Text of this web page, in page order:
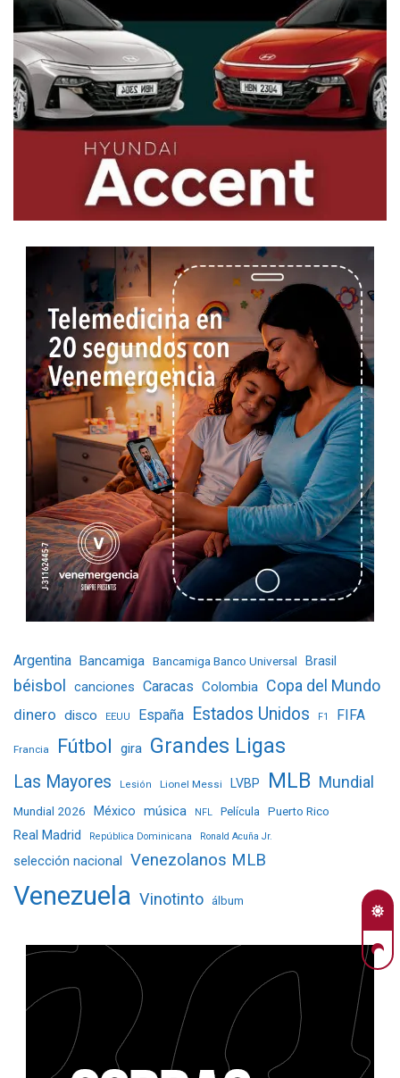
Argentina Bancamiga Bancamiga Banco Universal Brasil
béisbol canciones Caracas Colombia Copa del Mundo
dinero disco EEUU España Estados Unidos F1 FIFA
Francia Fútbol gira Grandes Ligas
Las Mayores Lesión Lionel Messi LVBP MLB Mundial
Mundial 2026 México música NFL Película Puerto Rico
Real Madrid República Dominicana Ronald Acuña Jr.
selección nacional Venezolanos MLB
Venezuela Vinotinto álbum